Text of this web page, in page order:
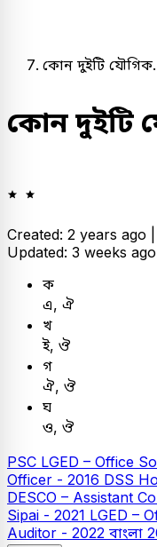
কোন দুইটি
কোন দুইটি
Created: 2 years ago |
Updated: 3 weeks ago
ক
এ, ঐ
খ
ই, ঔ
গ
ঐ, ঔ
ঘ
ও, ঔ
PSC LGED – Office
Officer - 2016 DSS
DESCO – Assistant
Sipai - 2021 LGED –
Auditor - 2022 বাংলা